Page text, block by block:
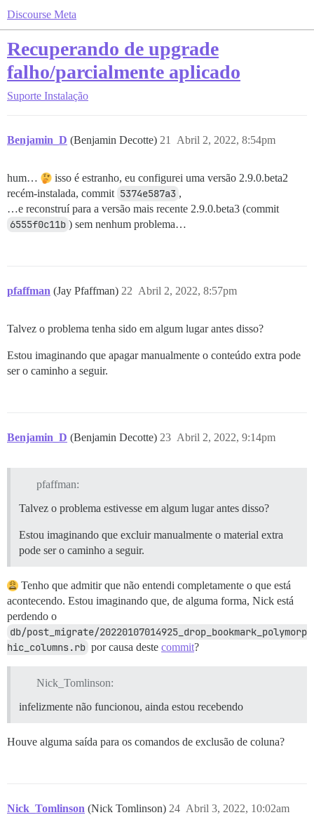
Discourse Meta
Recuperando de upgrade
falho/parcialmente aplicado
Suporte Instalação
Benjamin_D (Benjamin Decotte) Abril 2, 2022, 8:54pm
21
hum…
isso é estranho, eu configurei uma versão 2.9.0.beta2
recém-instalada, commit 5374e587a3 ,
…e reconstruí para a versão mais recente 2.9.0.beta3 (commit
6555f0c11b ) sem nenhum problema…
pfaffman (Jay Pfaffman) Abril 2, 2022, 8:57pm
22
Talvez o problema tenha sido em algum lugar antes disso?
Estou imaginando que apagar manualmente o conteúdo extra pode
ser o caminho a seguir.
Benjamin_D (Benjamin Decotte) Abril 2, 2022, 9:14pm
23
pfaffman:
Talvez o problema estivesse em algum lugar antes disso?
Estou imaginando que excluir manualmente o material extra
pode ser o caminho a seguir.
Tenho que admitir que não entendi completamente o que está
acontecendo. Estou imaginando que, de alguma forma, Nick está
perdendo o
db/post_migrate/20220107014925_drop_bookmark_polymorp
hic_columns.rb por causa deste commit?
Nick_Tomlinson:
infelizmente não funcionou, ainda estou recebendo
Houve alguma saída para os comandos de exclusão de coluna?
Nick_Tomlinson (Nick Tomlinson) Abril 3, 2022, 10:02am
24